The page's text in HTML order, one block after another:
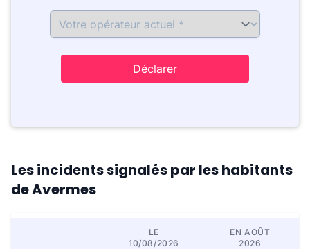
Déclarer
Les incidents signalés par les habitants
de Avermes
LE
10/08/2026
EN AOÛT
2026